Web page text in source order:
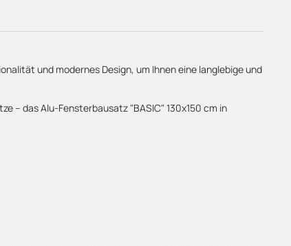
und modernes Design, um Ihnen eine langlebige und
– das Alu-Fensterbausatz "BASIC" 130x150 cm in